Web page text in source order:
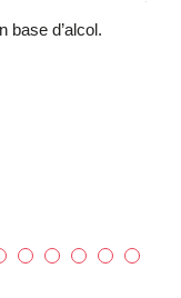
base d’alcol.